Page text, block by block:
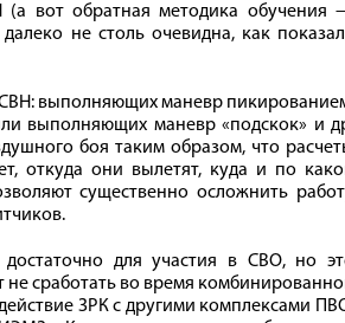
(а вот обратная методика обучения
не столь очевидна, как
выполняющих маневр
выполняющих маневр «подскок» и
боя таким образом, что
откуда они вылетят, куда и по
существенно осложнить
достаточно для участия в СВО, но
не сработать во время
ЗРК с другими комплексами